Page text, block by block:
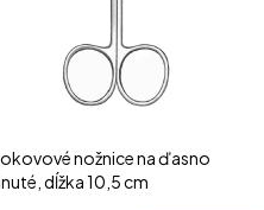
nožnice na ďasno
dĺžka 10,5 cm